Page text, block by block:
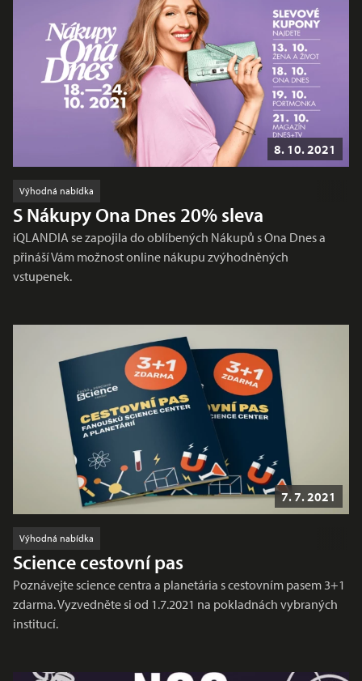
8. 10. 2021
Výhodná nabídka
S Nákupy Ona Dnes 20% sleva
iQLANDIA se zapojila do oblíbených Nákupů s Ona Dnes a
přináší Vám možnost online nákupu zvýhodněných
vstupenek.
7. 7. 2021
Výhodná nabídka
Science cestovní pas
Poznávejte science centra a planetária s cestovním pasem 3+1
zdarma. Vyzvedněte si od 1.7.2021 na pokladnách vybraných
institucí.